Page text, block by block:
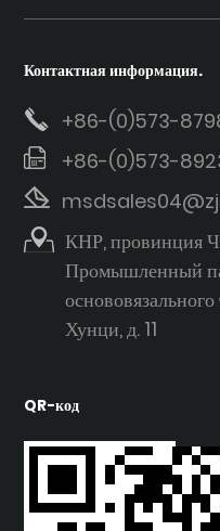
Контактная информация.
+86-(0)573-
+86-(0)573-
КНР, провинция
Промышленный
Хунци, д. 11
QR-код